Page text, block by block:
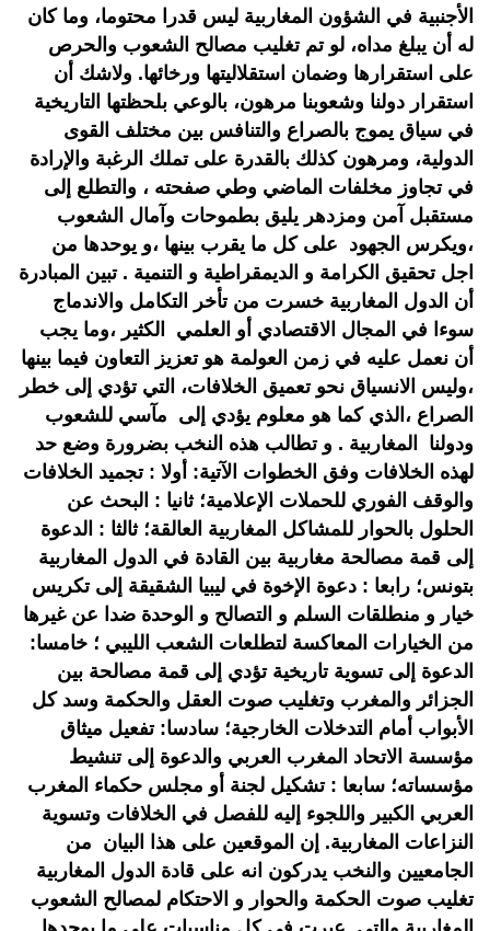
الأجنبية في الشؤون المغاربية ليس قدرا محتوما، وما كان
له أن يبلغ مداه، لو تم تغليب مصالح الشعوب والحرص
على استقرارها وضمان استقلاليتها ورخائها. ولاشك أن
استقرار دولنا وشعوبنا مرهون، بالوعي بلحظتها التاريخية
في سياق يموج بالصراع والتنافس بين مختلف القوى
الدولية، ومرهون كذلك بالقدرة على تملك الرغبة والإرادة
في تجاوز مخلفات الماضي وطي صفحته ، والتطلع إلى
مستقبل آمن ومزدهر يليق بطموحات وآمال الشعوب
،ويكرس الجهود على كل ما يقرب بينها ،و يوحدها من
اجل تحقيق الكرامة و الديمقراطية و التنمية . تبين المبادرة
أن الدول المغاربية خسرت من تأخر التكامل والاندماج
سوءا في المجال الاقتصادي أو العلمي الكثير ،وما يجب
أن نعمل عليه في زمن العولمة هو تعزيز التعاون فيما بينها
،وليس الانسياق نحو تعميق الخلافات، التي تؤدي إلى خطر
الصراع ،الذي كما هو معلوم يؤدي إلى مآسي للشعوب
ودولنا المغاربية . و تطالب هذه النخب بضرورة وضع حد
لهذه الخلافات وفق الخطوات الآتية: أولا : تجميد الخلافات
والوقف الفوري للحملات الإعلامية؛ ثانيا : البحث عن
الحلول بالحوار للمشاكل المغاربية العالقة؛ ثالثا : الدعوة
إلى قمة مصالحة مغاربية بين القادة في الدول المغاربية
بتونس؛ رابعا : دعوة الإخوة في ليبيا الشقيقة إلى تكريس
خيار و منطلقات السلم و التصالح و الوحدة ضدا عن غيرها
من الخيارات المعاكسة لتطلعات الشعب الليبي ؛ خامسا:
الدعوة إلى تسوية تاريخية تؤدي إلى قمة مصالحة بين
الجزائر والمغرب وتغليب صوت العقل والحكمة وسد كل
الأبواب أمام التدخلات الخارجية؛ سادسا: تفعيل ميثاق
مؤسسة الاتحاد المغرب العربي والدعوة إلى تنشيط
مؤسساته؛ سابعا : تشكيل لجنة أو مجلس حكماء المغرب
العربي الكبير واللجوء إليه للفصل في الخلافات وتسوية
النزاعات المغاربية. إن الموقعين على هذا البيان من
الجامعيين والنخب يدركون انه على قادة الدول المغاربية
تغليب صوت الحكمة والحوار و الاحتكام لمصالح الشعوب